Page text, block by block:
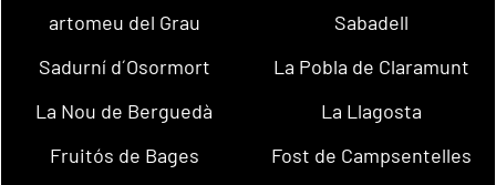
artomeu del Grau
Sabadell
Sadurní d´Osormort
La Pobla de Claramunt
La Nou de Berguedà
La Llagosta
Fruitós de Bages
Fost de Campsentelles